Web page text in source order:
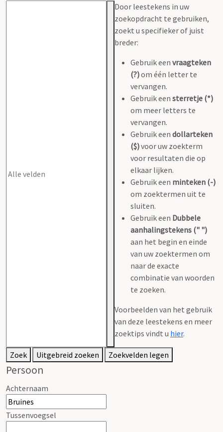
Door leestekens in uw
zoekopdracht te gebruiken,
zoekt u specifieker of juist
breder:
Gebruik een vraagteken
(?)om één letter te
vervangen.
Gebruik een sterretje (*)
om meer letters te
vervangen.
Gebruik een dollarteken
($)voor uw zoekterm
voor resultaten die op
elkaar lijken.
Gebruik een minteken (-)
om zoektermen uit te
sluiten.
Gebruik een Dubbele
aanhalingstekens (" ")
aan het begin en einde
van uw zoektermen om
naar de exacte
combinatie van woorden
te zoeken.
Voorbeelden van het gebruik
van deze leestekens en meer
zoektips vindt u hier.
Zoek Uitgebreid zoeken Zoekvelden legen
Persoon
Achternaam
Tussenvoegsel